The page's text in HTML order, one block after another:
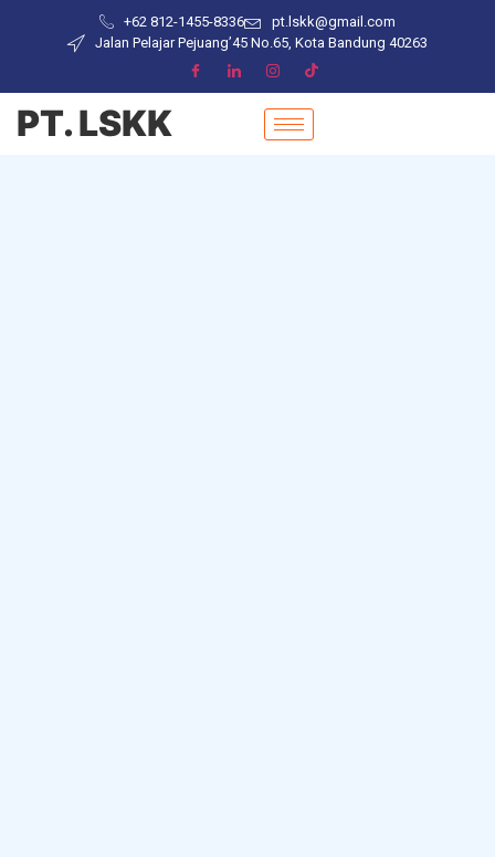
+62 812-1455-8336
pt.lskk@gmail.com
Jalan Pelajar Pejuang’45 No.65, Kota Bandung 40263
PT. LSKK